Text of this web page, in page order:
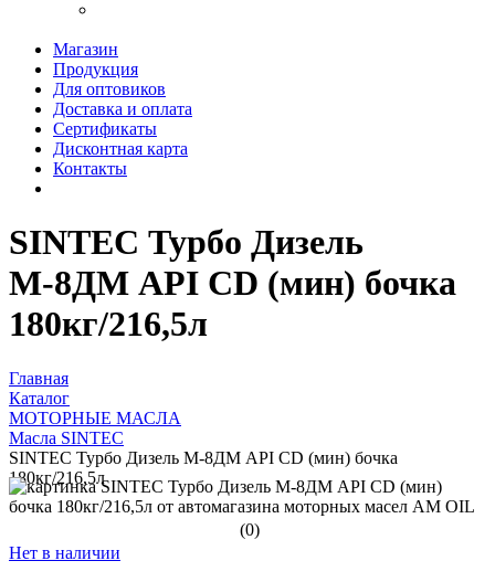
Магазин
Продукция
Для оптовиков
Доставка и оплата
Сертификаты
Дисконтная карта
Контакты
SINTEC Турбо Дизель
М-8ДМ API CD (мин) бочка
180кг/216,5л
Главная
Каталог
МОТОРНЫЕ МАСЛА
Масла SINTEC
SINTEC Турбо Дизель М-8ДМ API CD (мин) бочка
180кг/216,5л
(0)
Нет в наличии